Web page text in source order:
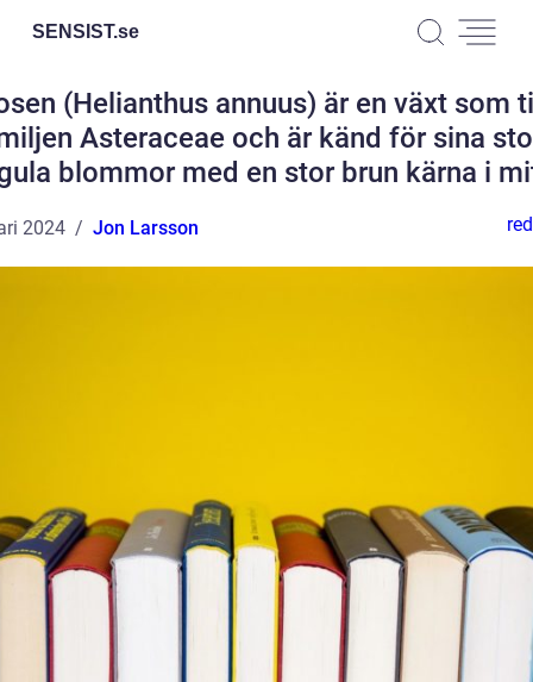
SENSIST.se
(Helianthus annuus) är en växt som
Asteraceae och är känd för sina
blommor med en stor brun kärna i
2024 Jon Larsson